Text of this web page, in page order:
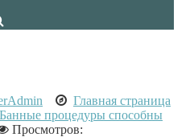
Главная страница
Банные процедуры способны
Просмотров: